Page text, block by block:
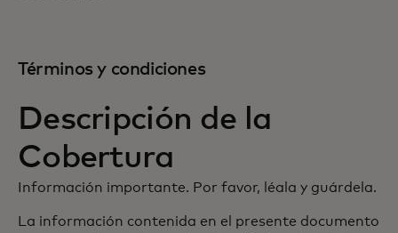
Términos y condiciones
Descripción de la
Cobertura
Información importante. Por favor, léala y guárdela.
La información contenida en el presente documento